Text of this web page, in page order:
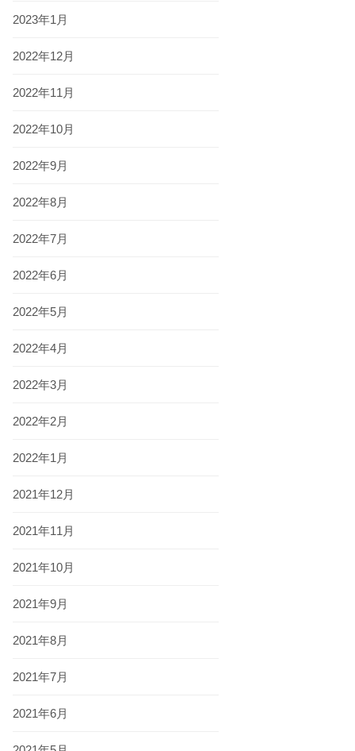
2023年1月
2022年12月
2022年11月
2022年10月
2022年9月
2022年8月
2022年7月
2022年6月
2022年5月
2022年4月
2022年3月
2022年2月
2022年1月
2021年12月
2021年11月
2021年10月
2021年9月
2021年8月
2021年7月
2021年6月